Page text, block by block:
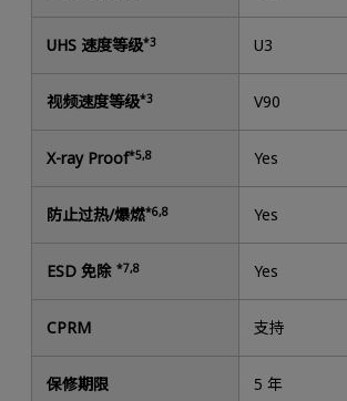
UHS 速度等级*3 U3
视频速度等级*3 V90
X-ray Proof*5,8 Yes
防止过热/爆燃*6,8 Yes
ESD 免除*7,8 Yes
CPRM 支持
保修期限 5 年